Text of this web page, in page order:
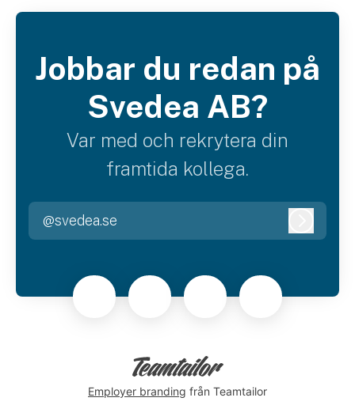
Jobbar du redan på
Svedea AB?
Var med och rekrytera din
framtida kollega.
@svedea.se
Employer branding från Teamtailor